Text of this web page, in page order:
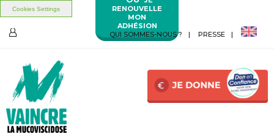
Cookies Settings
Aller au contenu principal
Aller au menu principal
RENOUVELLE
MON
ADHÉSION
QUI SOMMES-NOUS ?
PRESSE